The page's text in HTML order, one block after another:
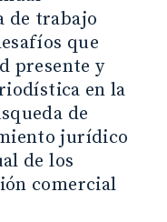
de trabajo
que
presente y
en la
de
jurídico
de los
comercial